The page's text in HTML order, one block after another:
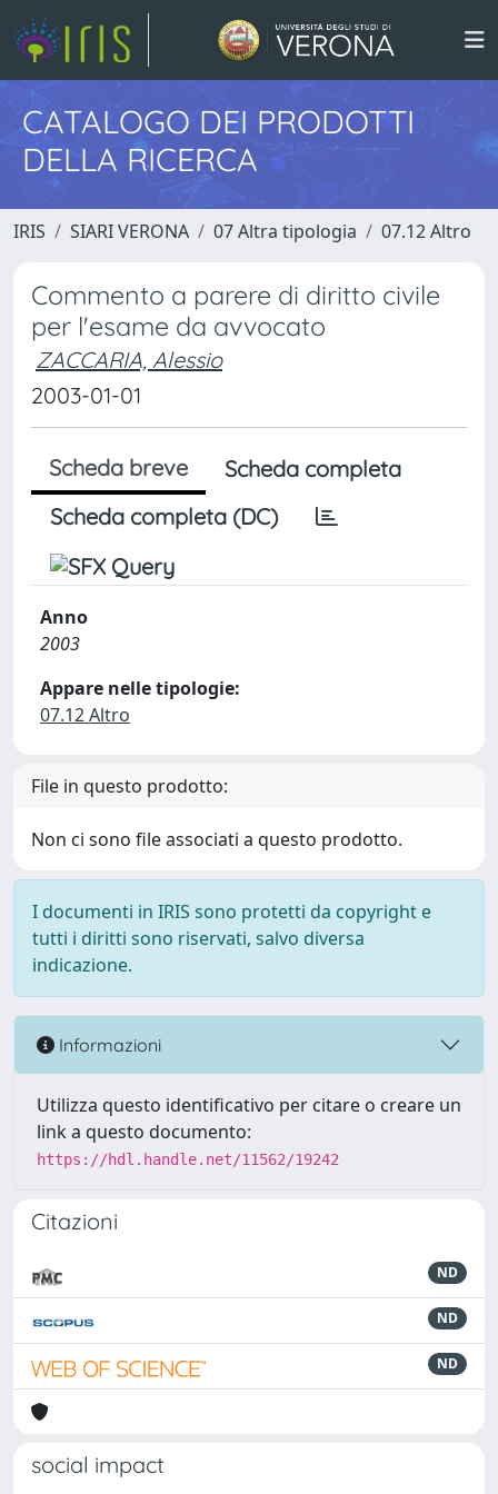
CATALOGO DEI PRODOTTI
DELLA RICERCA
IRIS SIARI VERONA 07 Altra tipologia 07.12 Altro
Commento a parere di diritto civile
per l'esame da avvocato
ZACCARIA, Alessio
2003-01-01
Scheda breve
Scheda completa
Scheda completa (DC)
Anno
2003
Appare nelle tipologie:
07.12 Altro
File in questo prodotto:
Non ci sono file associati a questo prodotto.
I documenti in IRIS sono protetti da copyright e
tutti i diritti sono riservati, salvo diversa
indicazione.
Informazioni
Utilizza questo identificativo per citare o creare un
link a questo documento:
https://hdl.handle.net/11562/19242
Citazioni
ND
ND
ND
social impact